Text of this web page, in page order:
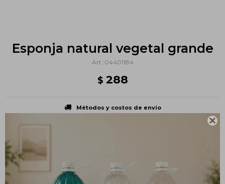

Esponja natural vegetal grande
04401184
$ 288
Métodos y costos de envío
PRODUCTOS QUE TE PUEDEN INTERESAR